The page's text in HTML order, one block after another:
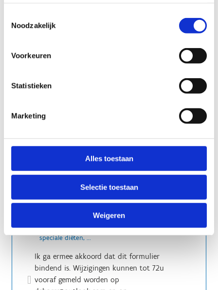
Noodzakelijk
Voorkeuren
Statistieken
Marketing
Alles toestaan
Selectie toestaan
Weigeren
Vul hier je bezorgdheden in m.b.t. allergieën,
speciale diëten, ...
Ik ga ermee akkoord dat dit formulier
bindend is. Wijzigingen kunnen tot 72u
vooraf gemeld worden op